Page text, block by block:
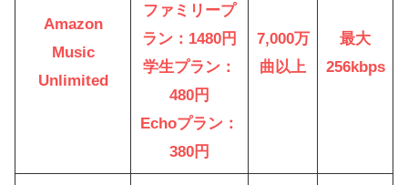
Amazon
Music
Unlimited
ファミリープ
ラン：1480円
学生プラン：
480円
Echoプラン：
380円
7,000万
曲以上
最大
256kbps